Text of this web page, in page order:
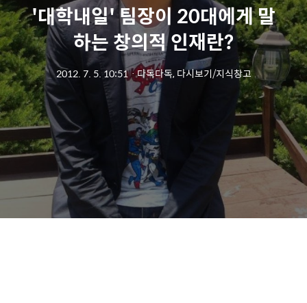
'대학내일' 팀장이 20대에게 말
하는 창의적 인재란?
2012. 7. 5. 10:51ㆍ다독다독, 다시보기/지식창고